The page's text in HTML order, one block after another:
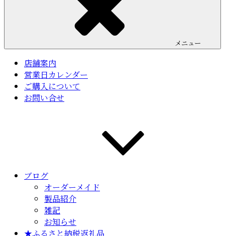
メニュー
店舗案内
営業日カレンダー
ご購入について
お問い合せ
ブログ
オーダーメイド
製品紹介
雑記
お知らせ
★ふるさと納税返礼品